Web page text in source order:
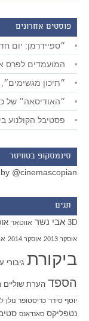
פוסטים אחרונים
״ספיידרמן: יום
המועמדים לפרס אופיר 2026:
״תיכון
״האודיסאה״ של
פסטיבל הקולנוע בירושלים 2026:
סינמסקופ בטוויטר
@cinemascopian
תגים
3D אבי נשר אווטאר
אוסקר 2013 אוסקר 2014
ביקורת גיבורי
הספד הערת שוליים
יוסף סידר כריסטופר נולן
נטפליקס סאנדאנס